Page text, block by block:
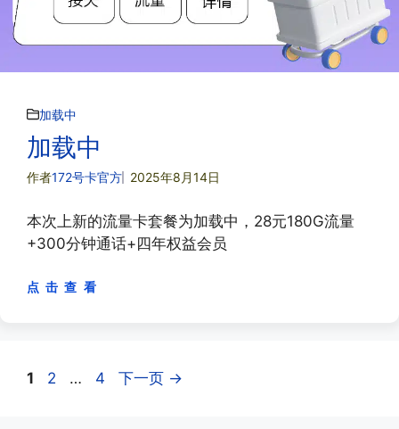
加载中
加载中
作者172号卡官方 2025年8月14日
本次上新的流量卡套餐为加载中，28元180G流量
+300分钟通话+四年权益会员
点 击 查 看
页
1
页
2 …
页
4 下一页 →